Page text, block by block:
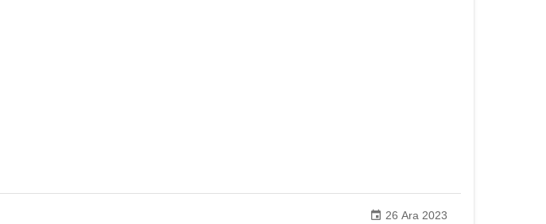
26 Ara 2023